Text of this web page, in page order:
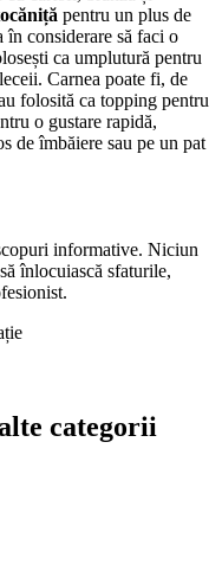
pentru un plus de
în considerare să faci o
ca umplutură pentru
Carnea poate fi, de
folosită ca topping pentru
o gustare rapidă,
de îmbăiere sau pe un pat
informative. Niciun
înlocuiască sfaturile,
categorii